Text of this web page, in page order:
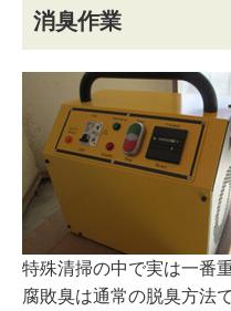
消臭作業
特殊清掃の中で実は一番
腐敗臭は通常の脱臭方法